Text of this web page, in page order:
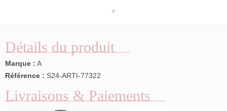
Détails du produit
Marque : A
Référence : S24-ARTI-77322
Livraisons & Paiements